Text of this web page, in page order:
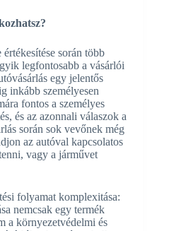
során több
legfontosabb a vásárlói
egy jelentős
inkább személyesen
fontos a személyes
és az azonnali válaszok a
során sok vevőnek még
az autóval kapcsolatos
vagy a járművet
folyamat komplexitása:
nemcsak egy termék
a környezetvédelmi és